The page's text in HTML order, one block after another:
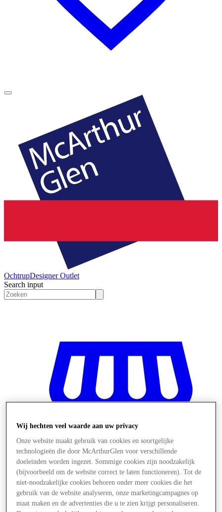
OchtrupDesigner Outlet
Search input
Winkels
Wij hechten veel waarde aan uw privacy
Onze website maakt gebruik van cookies en soortgelijke
technologieën die door McArthurGlen voor verschillende
doeleinden worden ingezet. Sommige cookies zijn noodzakelijk
(bijvoorbeeld om de website correct te laten functioneren). Tot de
niet-noodzakelijke cookies behoren onder meer cookies die het
gebruik van de website analyseren, onze marketingcampagnes op
maat maken en de advertenties die u te zien krijgt personaliseren.